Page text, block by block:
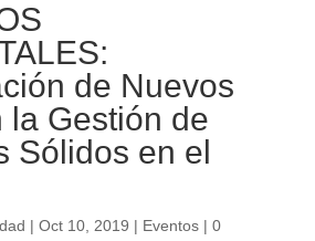
de Nuevos
la Gestión de
Sólidos en el
| Oct 10, 2019 | Eventos| 0